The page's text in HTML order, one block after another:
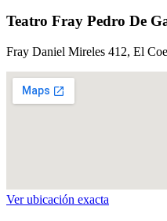
Teatro Fray Pedro De
Fray Daniel Mireles 412, El
Ver ubicación exacta